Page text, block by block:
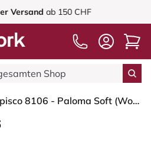
Versandab 150 CHF
HÅG Capisco 8106 - Paloma Soft (Wollsdorf) - Semi-Anilinleder - PL05429 Cognac - Schwarz - 265 mm (Sitzhöhe 53-79cm) - Harte Rollen für weiche Böden